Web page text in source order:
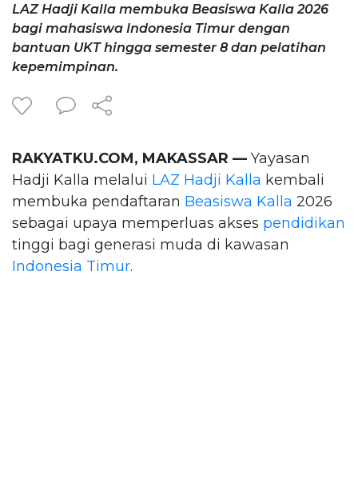
LAZ Hadji Kalla membuka Beasiswa Kalla 2026
bagi mahasiswa Indonesia Timur dengan
bantuan UKT hingga semester 8 dan pelatihan
kepemimpinan.
RAKYATKU.COM, MAKASSAR — Yayasan
Hadji Kalla melalui LAZ Hadji Kalla kembali
membuka pendaftaran Beasiswa Kalla 2026
sebagai upaya memperluas akses pendidikan
tinggi bagi generasi muda di kawasan
Indonesia Timur.